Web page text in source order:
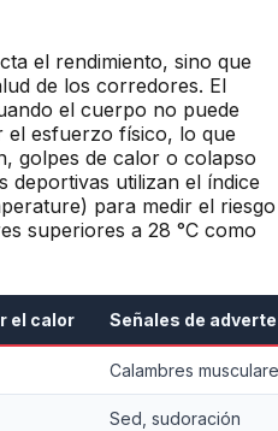
el rendimiento, sino que
de los corredores. El
el cuerpo no puede
el esfuerzo físico, lo que
golpes de calor o colapso
deportivas utilizan el índice
para medir el riesgo
superiores a 28 °C como
el calor Señales de
Calambres
Sed, sudoración